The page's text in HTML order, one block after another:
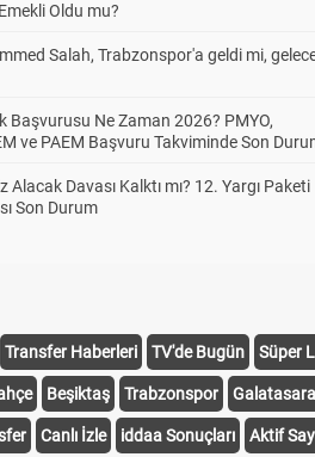
Emekli Oldu mu?
Salah, Trabzonspor'a geldi mi,
Başvurusu Ne Zaman 2026? PMYO,
ve PAEM Başvuru Takviminde Son
Alacak Davası Kalktı mı? 12. Yargı Paketi
Son Durum
Transfer Haberleri TV'de Bugün Süper
Beşiktaş Trabzonspor
Canlı İzle iddaa Sonuçları Aktif